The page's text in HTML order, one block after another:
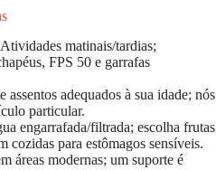
Atividades matinais/tardias;
FPS 50 e garrafas
assentos adequados à sua idade; nós
particular.
engarrafada/filtrada; escolha frutas
cozidas para estômagos sensíveis.
áreas modernas; um suporte é